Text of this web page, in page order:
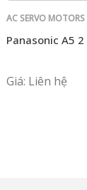
AC SERVO MOTORS
Panasonic A5 2
Giá: Liên hệ